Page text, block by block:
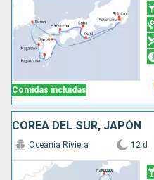
Comidas incluidas
COREA DEL SUR, JAPÓN
Oceania Riviera 12 d